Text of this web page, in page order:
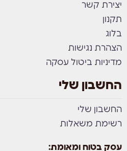
יצירת קשר
תקנון
בלוג
הצהרת נגישות
מדיניות ביטול עסקה
החשבון שלי
החשבון שלי
רשימת משאלות
עסק בטוח ומאומת: